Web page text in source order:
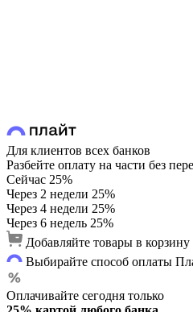
Для клиентов всех банков
Разбейте оплату на части без
Сейчас 25%
Через 2 недели 25%
Через 4 недели 25%
Через 6 недель 25%
Добавляйте товары в корзину
Выбирайте способ оплаты
Оплачивайте сегодня только